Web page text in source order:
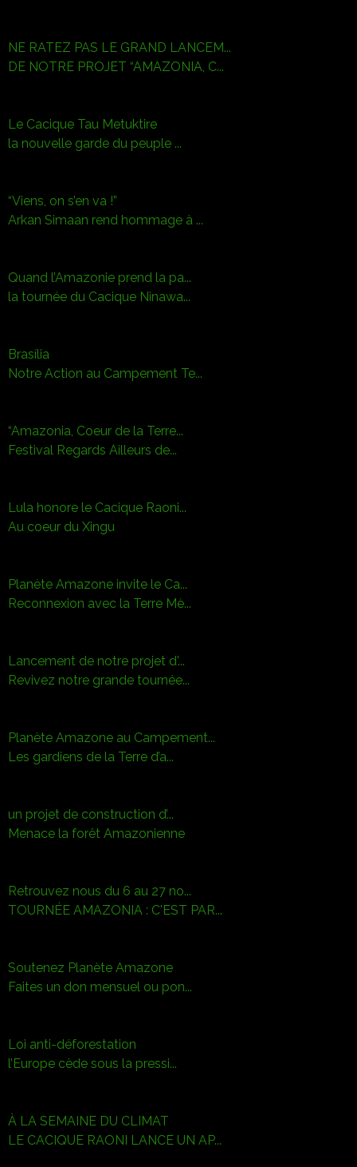
NE RATEZ PAS LE GRAND LANCEM...
DE NOTRE PROJET “AMAZONIA, C...
Le Cacique Tau Metuktire
la nouvelle garde du peuple ...
“Viens, on s’en va !”
Arkan Simaan rend hommage à ...
Quand l’Amazonie prend la pa...
la tournée du Cacique Ninawa...
Brasília
Notre Action au Campement Te...
“Amazonia, Coeur de la Terre...
Festival Regards Ailleurs de...
Lula honore le Cacique Raoni...
Au coeur du Xingu
Planète Amazone invite le Ca...
Reconnexion avec la Terre Mè...
Lancement de notre projet d'...
Revivez notre grande tournée...
Planète Amazone au Campement...
Les gardiens de la Terre d’a...
un projet de construction d’...
Menace la forêt Amazonienne
Retrouvez nous du 6 au 27 no...
TOURNÉE AMAZONIA : C'EST PAR...
Soutenez Planète Amazone
Faites un don mensuel ou pon...
Loi anti-déforestation
l’Europe cède sous la pressi...
À LA SEMAINE DU CLIMAT
LE CACIQUE RAONI LANCE UN AP...